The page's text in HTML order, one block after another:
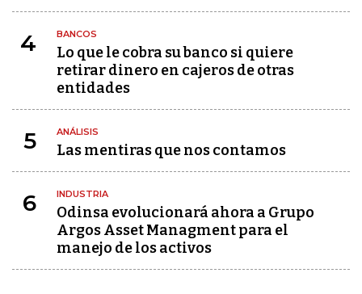
4 BANCOS
Lo que le cobra su banco si quiere
retirar dinero en cajeros de otras
entidades
5 ANÁLISIS
Las mentiras que nos contamos
6 INDUSTRIA
Odinsa evolucionará ahora a Grupo
Argos Asset Managment para el
manejo de los activos